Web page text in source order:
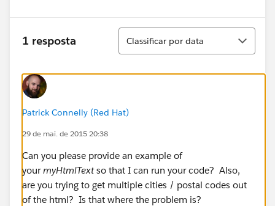
1 resposta
Classificar
Classificar por data
Patrick Connelly (Red Hat)
29 de mai. de 2015 20:38
Can you please provide an example of
yourmyHtmlTextso that I can run your code? Also,
are you trying to get multiple cities / postal codes out
of the html? Is that where the problem is?